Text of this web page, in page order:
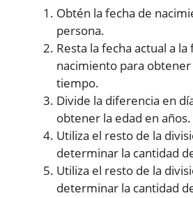
Obtén la fecha de
persona.
Resta la fecha actual a la
nacimiento para
tiempo.
Divide la diferencia en
obtener la edad en años.
Utiliza el resto de la
determinar la cantidad
Utiliza el resto de la
determinar la cantidad